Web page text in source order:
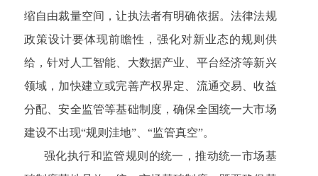
缩自由裁量空间，让执法者有明确依据。法律法规
政策设计要体现前瞻性，强化对新业态的规则供
给，针对人工智能、大数据产业、平台经济等新兴
领域，加快建立或完善产权界定、流通交易、收益
分配、安全监管等基础制度，确保全国统一大市场
建设不出现“规则洼地”、“监管真空”。
强化执行和监管规则的统一，推动统一市场基